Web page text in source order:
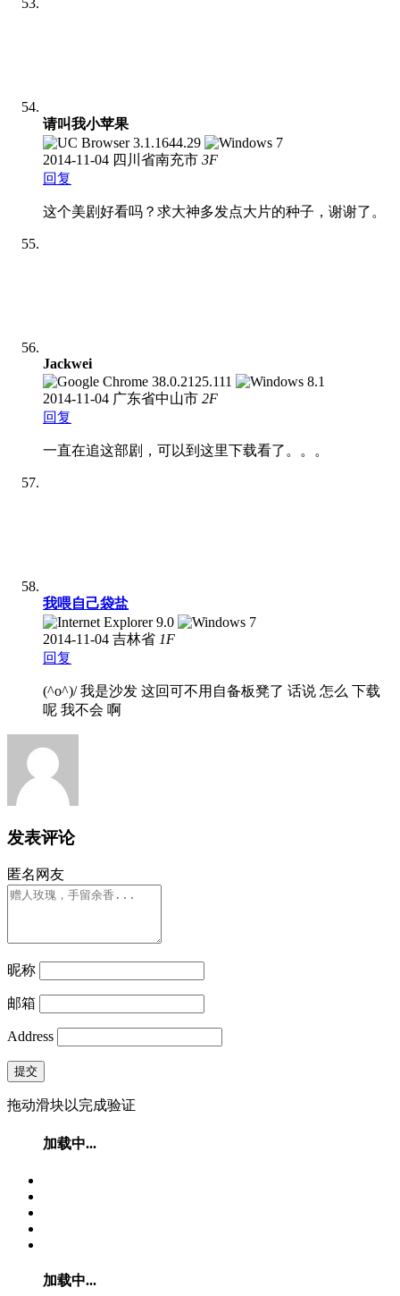
请叫我小苹果
2014-11-04 四川省南充市 3F
回复
这个美剧好看吗？求大神多发点大片的种子，谢谢了。
Jackwei
2014-11-04 广东省中山市 2F
回复
一直在追这部剧，可以到这里下载看了。。。
我喂自己袋盐
2014-11-04 吉林省 1F
回复
(^o^)/ 我是沙发 这回可不用自备板凳了 话说 怎么 下载
呢 我不会 啊
发表评论
匿名网友
昵称
邮箱
Address
提交
拖动滑块以完成验证
加载中...
加载中...